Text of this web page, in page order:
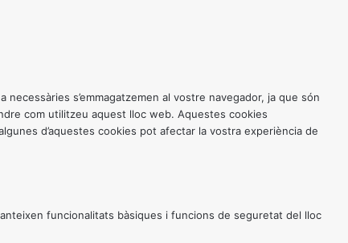
s’emmagatzemen al vostre navegador, ja que són
com utilitzeu aquest lloc web. Aquestes cookies
d’aquestes cookies pot afectar la vostra experiència de
funcionalitats bàsiques i funcions de seguretat del lloc